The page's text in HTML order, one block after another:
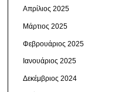
Απρίλιος 2025
Μάρτιος 2025
Φεβρουάριος 2025
Ιανουάριος 2025
Δεκέμβριος 2024